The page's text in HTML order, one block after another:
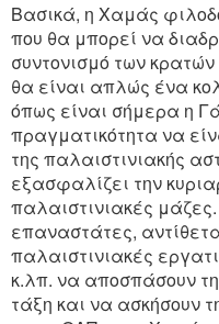
Βασικά, η Χαμάς
που θα μπορεί να
συντονισμό των
θα είναι απλώς ένα
όπως είναι σήμερα η
πραγματικότητα να
της παλαιστινιακής
εξασφαλίζει την
παλαιστινιακές
επαναστάτες,
παλαιστινιακές
κ.λπ. να αποσπάσουν
τάξη και να ασκήσουν